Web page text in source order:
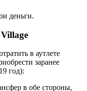
деньги.
в аутлете
заранее
год):
в обе стороны,